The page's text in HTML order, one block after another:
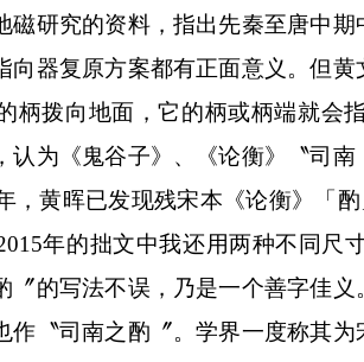
磁研究的资料，指出先秦至唐中
向器复原方案都有正面意义。但
柄拨向地面，它的柄或柄端就会
认为《鬼谷子》、《论衡》〝司
，黄晖已发现残宋本《论衡》「
年的拙文中我还用两种不同尺
〞的写法不误，乃是一个善字佳
作〝司南之酌〞。学界一度称其